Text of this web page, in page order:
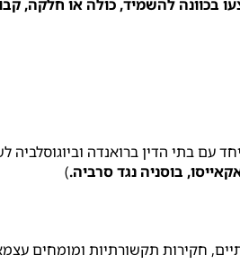
בכוונה להשמיד, כולה או חלקה,
בוסניה נגד סרביה.)
חקירות תקשורתיות ומומחים